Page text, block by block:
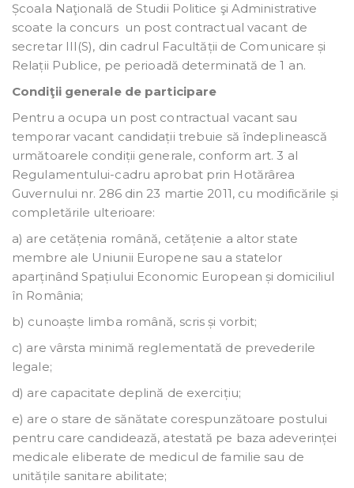
Școala Naţională de Studii Politice şi Administrative
scoate la concurs un post contractual vacant de
secretar III(S), din cadrul Facultății de Comunicare și
Relații Publice, pe perioadă determinată de 1 an.
Condiţii generale de participare
Pentru a ocupa un post contractual vacant sau
temporar vacant candidații trebuie să îndeplinească
următoarele condiții generale, conform art. 3 al
Regulamentului-cadru aprobat prin Hotărârea
Guvernului nr. 286 din 23 martie 2011, cu modificările și
completările ulterioare:
a) are cetățenia română, cetățenie a altor state
membre ale Uniunii Europene sau a statelor
aparținând Spațiului Economic European și domiciliul
în România;
b) cunoaște limba română, scris și vorbit;
c) are vârsta minimă reglementată de prevederile
legale;
d) are capacitate deplină de exercițiu;
e) are o stare de sănătate corespunzătoare postului
pentru care candidează, atestată pe baza adeverinței
medicale eliberate de medicul de familie sau de
unitățile sanitare abilitate;